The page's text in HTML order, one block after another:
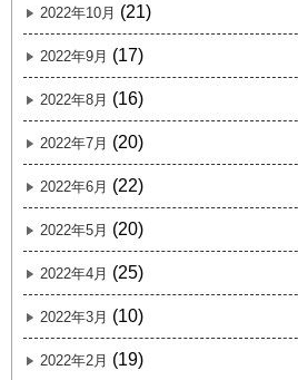
2022年10月 (21)
2022年9月 (17)
2022年8月 (16)
2022年7月 (20)
2022年6月 (22)
2022年5月 (20)
2022年4月 (25)
2022年3月 (10)
2022年2月 (19)